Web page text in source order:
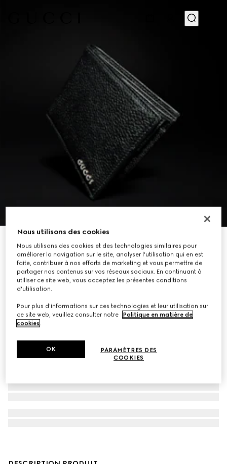
Portefeuille à rabat avec logo Gucci
CHF 530
Nous utilisons des cookies
Nous utilisons des cookies et des technologies similaires pour
améliorer la navigation sur le site, analyser l'utilisation qui en est
faite, contribuer à nos efforts de marketing et vous permettre de
partager nos contenus sur vos réseaux sociaux. En continuant à
utiliser ce site web, vous acceptez les présentes conditions
d'utilisation.
Pour plus d'informations sur ces technologies et leur utilisation sur
ce site web, veuillez consulter notre
Politique en matière de
cookies.
PARAMÈTRES DES
COOKIES
OK